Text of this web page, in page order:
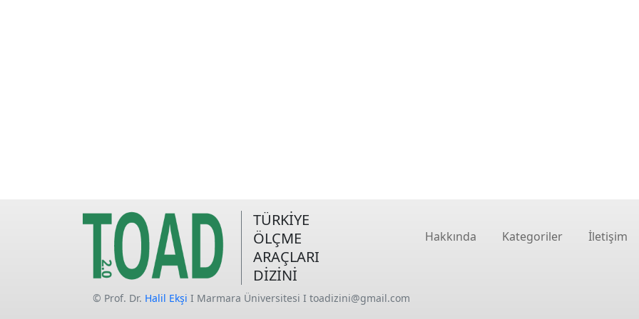
TÜRKİYE
ÖLÇME
ARAÇLARI
DİZİNİ
Hakkında Kategoriler İletişim
© Prof. Dr. Halil Ekşi I Marmara Üniversitesi I toadizini@gmail.com